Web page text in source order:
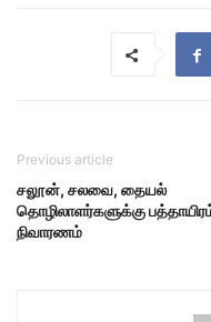
Previous article
சலூன், சலவை, தையல்
தொழிலாளர்களுக்கு
நிவாரணம்